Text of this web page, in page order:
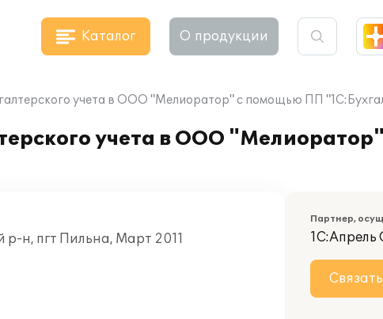
Каталог О продукции
учета в ООО "Мелиоратор" с помощью ПП
учета в ООО
н, пгт Пильна, Март 2011
Партнер,
1С:Апрель